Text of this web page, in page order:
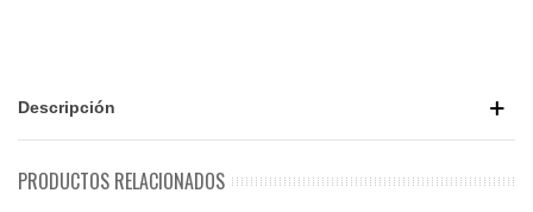
Descripción
PRODUCTOS RELACIONADOS